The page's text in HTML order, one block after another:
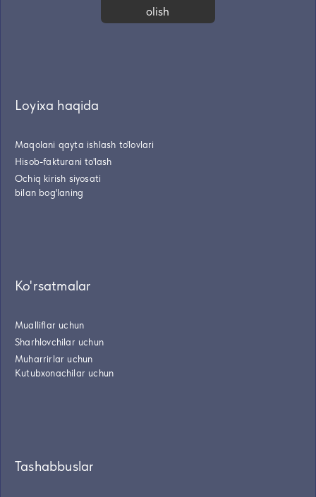
olish
Loyixa haqida
Maqolani qayta ishlash to'lovlari
Hisob-fakturani to'lash
Ochiq kirish siyosati
bilan bog'laning
Ko'rsatmalar
Mualliflar uchun
Sharhlovchilar uchun
Muharrirlar uchun
Kutubxonachilar uchun
Tashabbuslar